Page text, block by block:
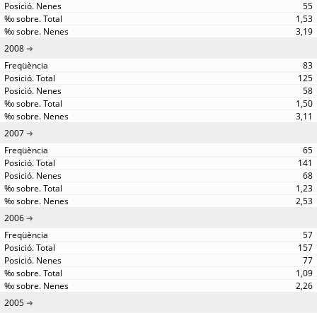
55
1,53
3,19
2008
83
125
58
1,50
3,11
2007
65
141
68
1,23
2,53
2006
57
157
77
1,09
2,26
2005